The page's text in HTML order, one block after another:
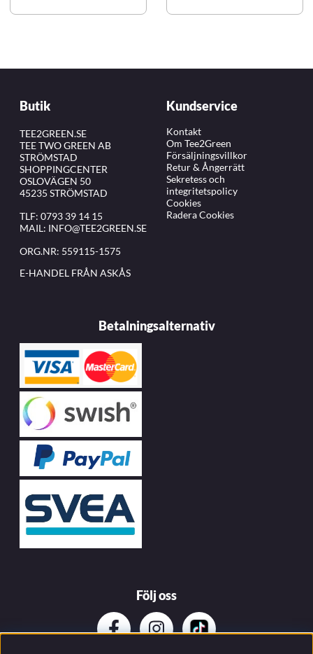
Butik
TEE2GREEN.SE
TEE TWO GREEN AB
STRÖMSTAD
SHOPPINGCENTER
OSLOVÄGEN 50
45235 STRÖMSTAD
TLF: 0793 39 14 15
MAIL: INFO@TEE2GREEN.SE
ORG.NR: 559115-1575
E-HANDEL FRÅN ASKÅS
Kundservice
Kontakt
Om Tee2Green
Försäljningsvillkor
Retur & Ångerrätt
Sekretess och
integritetspolicy
Cookies
Radera Cookies
Betalningsalternativ
Följ oss